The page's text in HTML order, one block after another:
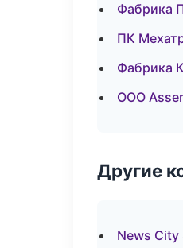
Фабрика
ПК
Фабрика
ООО
Другие
News City